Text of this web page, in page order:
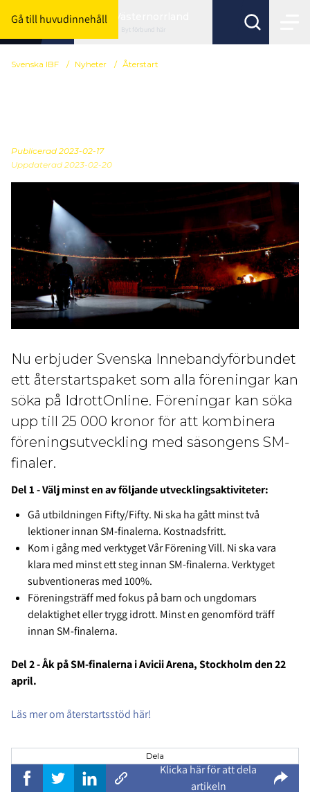
Gå till huvudinnehåll
Byt förbund här
Svenska IBF / Nyheter / Återstart
Publicerad 2023-02-17
Uppdaterad 2023-02-20
Nu erbjuder Svenska Innebandyförbundet
ett återstartspaket som alla föreningar kan
söka på IdrottOnline. Föreningar kan söka
upp till 25 000 kronor för att kombinera
föreningsutveckling med säsongens SM-
finaler.
Del 1 - Välj minst en av följande utvecklingsaktiviteter:
Gå utbildningen Fifty/Fifty. Ni ska ha gått minst två
lektioner innan SM-finalerna. Kostnadsfritt.
Kom i gång med verktyget Vår Förening Vill. Ni ska vara
klara med minst ett steg innan SM-finalerna. Verktyget
subventioneras med 100%.
Föreningsträff med fokus på barn och ungdomars
delaktighet eller trygg idrott. Minst en genomförd träff
innan SM-finalerna.
Del 2 - Åk på SM-finalerna i Avicii Arena, Stockholm den 22
april.
Läs mer om återstartsstöd här!
Dela
Klicka här för att dela
artikeln